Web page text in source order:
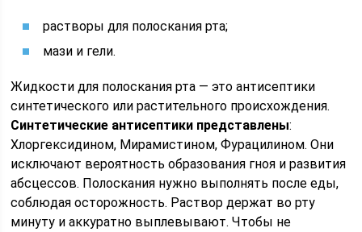
растворы для полоскания рта;
мази и гели.
Жидкости для полоскания рта — это антисептики
синтетического или растительного происхождения.
Синтетические антисептики представлены:
Хлоргексидином, Мирамистином, Фурацилином. Они
исключают вероятность образования гноя и развития
абсцессов. Полоскания нужно выполнять после еды,
соблюдая осторожность. Раствор держат во рту
минуту и аккуратно выплевывают. Чтобы не